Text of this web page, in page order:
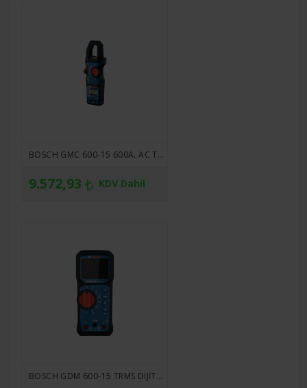
BOSCH GMC 600-15 600A. AC TRMS PENSAMPERMETRE
9.572,93 KDV Dahil
BOSCH GDM 600-15 TRMS DIJITAL MULTIMETRE